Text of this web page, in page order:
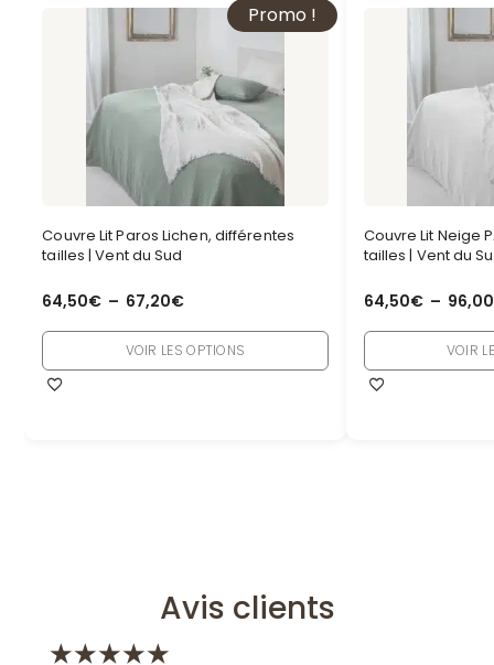
Promo !
Couvre Lit Paros Lichen, différentes
tailles | Vent du Sud
64,50€ – 67,20€
VOIR LES OPTIONS
Couvre Lit Neige
tailles | Vent du
64,50€ – 96,00
VOIR
Avis clients
★★★★★